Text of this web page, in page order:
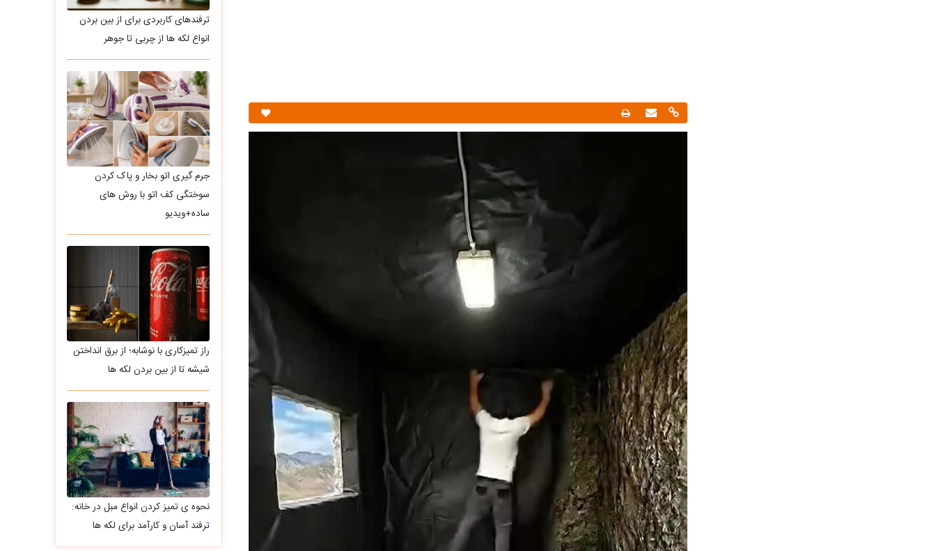
ترفندهای کاربردی برای از بین بردن
انواع لکه ها از چربی تا جوهر
جرم گیری اتو بخار و پاک کردن
سوختگی کف اتو با روش های
ساده+ویدیو
راز تمیزکاری با نوشابه؛ از برق انداختن
شیشه تا از بین بردن لکه ها
نحوه ی تمیز کردن انواع مبل در خانه:
ترفند آسان و کارآمد برای لکه ها